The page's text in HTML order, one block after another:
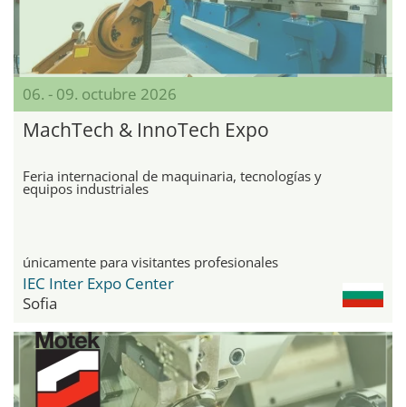
06. - 09. octubre 2026
MachTech & InnoTech Expo
Feria internacional de maquinaria, tecnologías y
equipos industriales
únicamente para visitantes profesionales
IEC Inter Expo Center
Sofia